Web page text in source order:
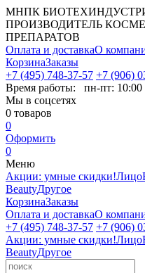
МНПК
ПРОИЗВОДИТЕЛЬ
ПРЕПАРАТОВ
Оплата и доставкаО
КорзинаЗаказы
+7 (495) 748-37-57 +7 (906)
Время работы: пн-пт:
Мы в соцсетях
0 товаров
0
Оформить
0
Меню
Акции: умные скидки!Лицо
BeautyДругое
КорзинаЗаказы
Оплата и доставкаО
+7 (495) 748-37-57 +7 (906)
Акции: умные скидки!Лицо
BeautyДругое